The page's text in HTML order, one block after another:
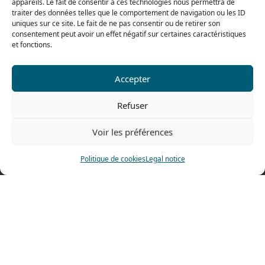
appareils. Le fait de consentir à ces technologies nous permettra de
traiter des données telles que le comportement de navigation ou les ID
uniques sur ce site. Le fait de ne pas consentir ou de retirer son
consentement peut avoir un effet négatif sur certaines caractéristiques
et fonctions.
Accepter
Refuser
Voir les préférences
Politique de cookiesLegal notice
From 8h to 12h30 and from 13h30 to 16h
Contact us
Fax: 0033 474 62 81 69
478 rue Alexandre Richetta
69400 Villefranche sur Saône